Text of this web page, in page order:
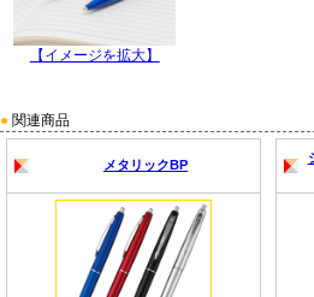
【イメージを拡大】
● 関連商品
メタリックBP